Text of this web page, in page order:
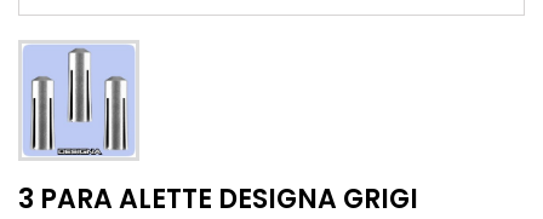
3 PARA ALETTE DESIGNA GRIGI